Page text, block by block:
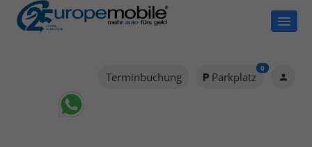
Terminbuchung Parkplatz
0